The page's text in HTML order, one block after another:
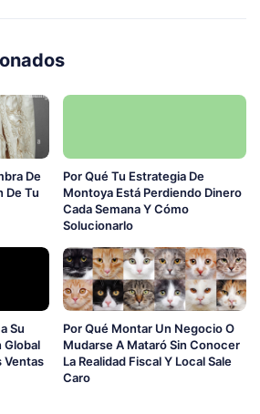
De
De Tu
Por Qué Tu Estrategia De
Montoya Está Perdiendo Dinero
Cada Semana Y Cómo
Solucionarlo
Su
Global
Ventas
Por Qué Montar Un Negocio O
Mudarse A Mataró Sin Conocer
La Realidad Fiscal Y Local Sale
Caro